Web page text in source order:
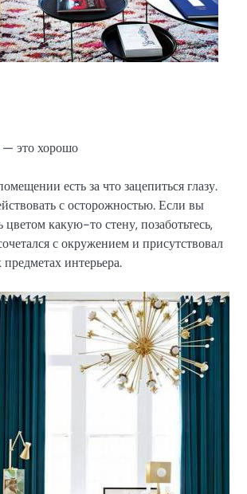
— это хорошо
есть за что зацепиться глазу.
с осторожностью. Если вы
какую-то стену, позаботьтесь,
с окружением и присутствовал
интерьера.